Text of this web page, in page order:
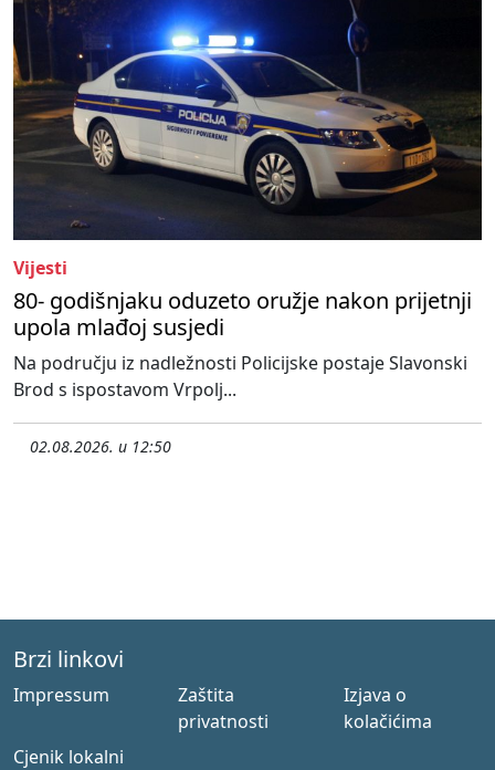
Vijesti
80- godišnjaku oduzeto oružje nakon prijetnji
upola mlađoj susjedi
Na području iz nadležnosti Policijske postaje Slavonski
Brod s ispostavom Vrpolj...
02.08.2026. u 12:50
Brzi linkovi
Impressum
Zaštita
privatnosti
Izjava o
kolačićima
Cjenik lokalni